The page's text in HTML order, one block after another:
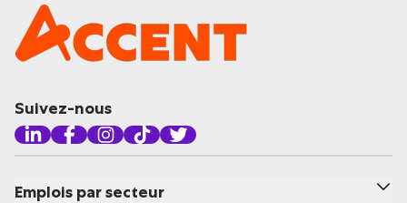
Suivez-nous
Emplois par secteur